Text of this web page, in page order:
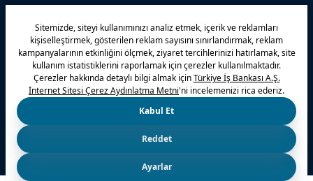
© 2026 Türkiye İş Bankası A.Ş.
Maximiles Kampanyalar Yasal Uyarı Güvenlik
Gizlilik Politikamız Bilgi Toplumu Hizmetleri
Çerez Politikası Kişisel Verilerin Korunması